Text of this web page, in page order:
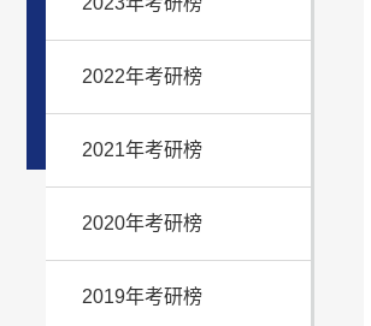
2022年考研榜
2021年考研榜
2020年考研榜
2019年考研榜